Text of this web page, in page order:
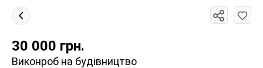
30 000 грн.
Виконроб на будівництво